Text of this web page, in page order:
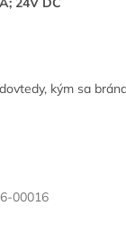
kým sa
00016